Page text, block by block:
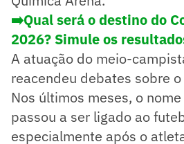
➡️Qual será o destino do
2026? Simule os
A atuação do meio-
reacendeu debates sobre
Nos últimos meses, o
passou a ser ligado ao
especialmente após o